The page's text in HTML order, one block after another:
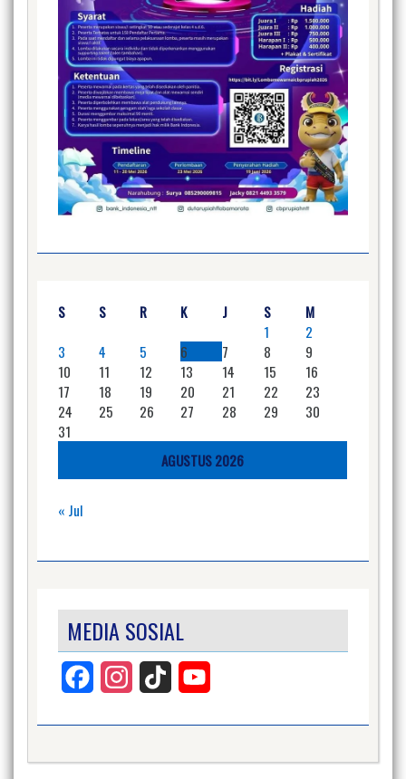
AGUSTUS 2026
S S R K J S
M
1
2
3
4 5 6 7 8
9
10
11 12 13 14 15
16
17
18 19 20 21 22
23
24
25 26 27 28 29
30
31
« Jul
MEDIA SOSIAL
Facebook InstagramTikTok